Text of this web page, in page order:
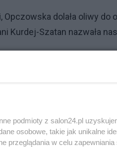
dolała oliwy do
Kurdej-Szatan nazwała
posła
podmioty z salon24.pl
osobowe, takie jak unikalne
przeglądania w celu